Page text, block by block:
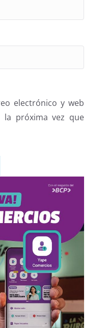
electrónico y web
la próxima vez que